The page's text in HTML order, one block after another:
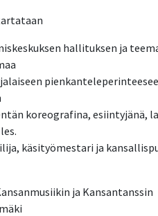
hallituksen ja
koreografina, esiintyjänä,
käsityömestari ja
ja Kansantanssin